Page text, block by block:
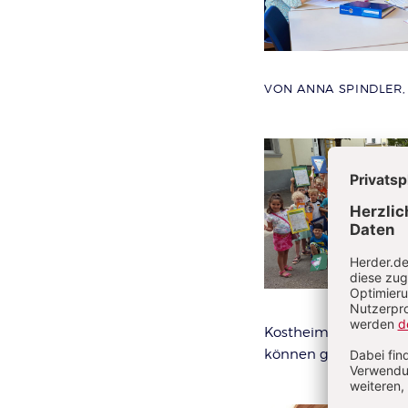
VON ANNA
Kostheim. Im 14-
können ganz